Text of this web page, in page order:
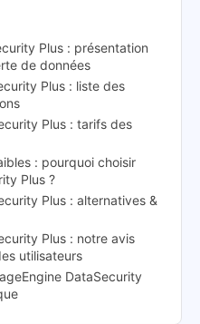
Plus : présentation
de données
Plus : liste des
Plus : tarifs des
: pourquoi choisir
Plus ?
Plus : alternatives &
Plus : notre avis
utilisateurs
DataSecurity